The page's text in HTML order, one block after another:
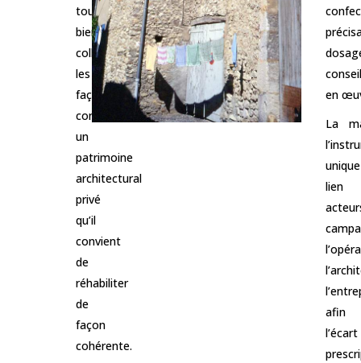
tous,
bien
collectif,
les
façades
constituent
un
patrimoine
architectural
privé
qu’il
convient
de
réhabiliter
de
façon
cohérente.
en
La
lien
afin